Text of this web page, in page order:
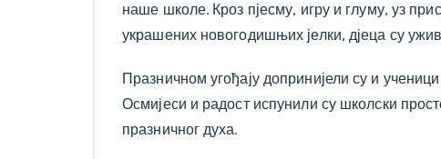
наше школе. Кроз пјесму, игру и глуму, уз
украшених новогодишњих јелки, дјеца су
Празничном угођају допринијели су и
Осмијеси и радост испунили су школски
празничног духа.